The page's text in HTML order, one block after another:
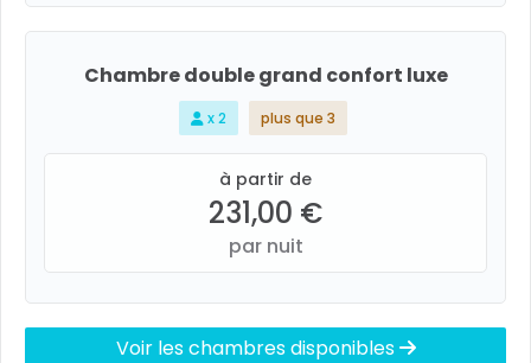
Chambre double grand confort luxe
x 2 plus que 3
à partir de
231,00 €
par nuit
Voir les chambres disponibles